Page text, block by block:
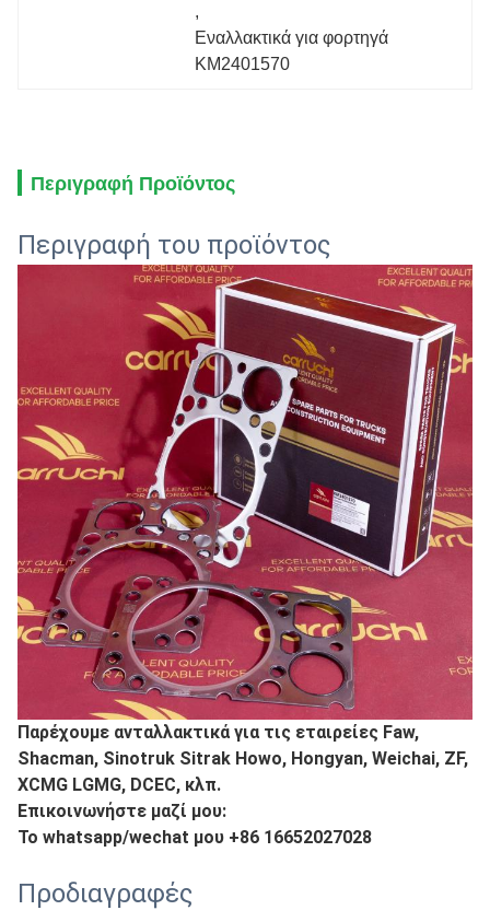
,
Εναλλακτικά για φορτηγά
KM2401570
Περιγραφή Προϊόντος
Περιγραφή του προϊόντος
Παρέχουμε ανταλλακτικά για τις εταιρείες Faw,
Shacman, Sinotruk Sitrak Howo, Hongyan, Weichai, ZF,
XCMG LGMG, DCEC, κλπ.
Επικοινωνήστε μαζί μου:
Το whatsapp/wechat μου +86 16652027028
Προδιαγραφές